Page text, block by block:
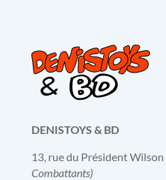
DENISTOYS & BD
13, rue du Président Wilson
Combattants)